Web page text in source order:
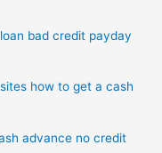
bad credit payday
how to get a cash
advance no credit